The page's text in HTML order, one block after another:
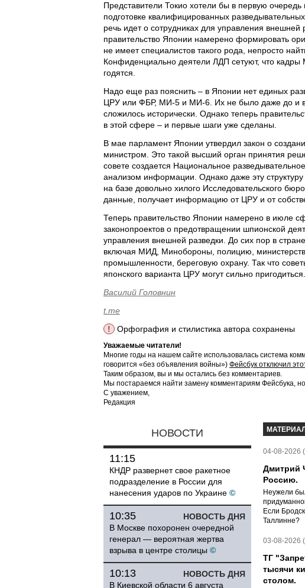
Представители Токио хотели бы в первую
подготовке квалифицированных
речь идет о сотрудниках для управления внешней
правительство Японии намерено формировать
не имеет специалистов такого рода, непросто
Конфиденциально деятели ЛДП сетуют, что
годятся.
Надо еще раз пояснить – в Японии нет единых
ЦРУ или ФБР, МИ-5 и МИ-6. Их не было даже до и
сложилось исторически. Однако теперь
в этой сфере – и первые шаги уже сделаны.
В мае парламент Японии утвердил закон о
министром. Это такой высший орган принятия
совете создается Национальное
анализом информации. Однако даже эту
на базе довольно хилого Исследовательского
данные, получает информацию от ЦРУ и от
Теперь правительство Японии намерено в июле
законопроектов о предотвращении шпионской
управления внешней разведки. До сих пор в
включая МИД, Минобороны, полицию,
промышленности, береговую охрану. Так что
японского варианта ЦРУ могут сильно пригодиться.
Василий Головнин
t.me
!
Орфография и стилистика автора сохранены
Уважаемые читатели!
Многие годы на нашем сайте использовалась система
говорится «без объявления войны») Фейсбук отключил
Таким образом, вы и мы остались без комментариев.
Мы постараемся найти замену комментариям Фейсбука,
С уважением,
Редакция
НОВОСТИ
11:15
КНДР развернет свое ракетное
подразделение в России для
нанесения ударов по Украине ©
НОВОСТЬ ДНЯ
10:35
В Москве похоронен очередной
генерал — вероятная жертва
взрыва в центре столицы ©
НОВОСТЬ ДНЯ
10:13
В Киевской области 6 августа
04-08-2026
Дмитрий
Россию.
Неужели
Если
Таллинне?
03-08-2026
ТГ
тысячи
столом.